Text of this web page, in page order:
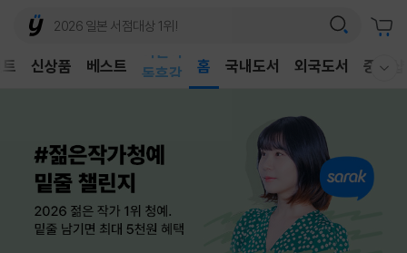
신상품 베스트
독후감
홈 국내도서 외국도서 중고샵